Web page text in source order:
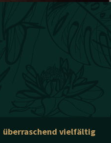
überraschend vielfältig